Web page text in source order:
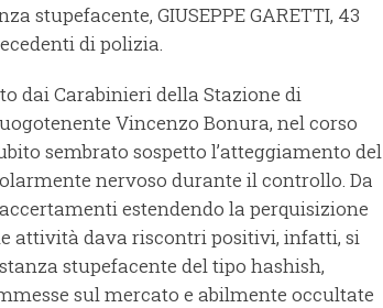
stupefacente, GIUSEPPE GARETTI, 43
di polizia.
dai Carabinieri della Stazione di
Vincenzo Bonura, nel corso
sembrato sospetto l’atteggiamento del
nervoso durante il controllo. Da
estendendo la perquisizione
attività dava riscontri positivi, infatti, si
stupefacente del tipo hashish,
sul mercato e abilmente occultate